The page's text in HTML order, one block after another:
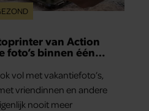
van Action
foto’s binnen één
vol met vakantiefoto’s,
vriendinnen en andere
nooit meer